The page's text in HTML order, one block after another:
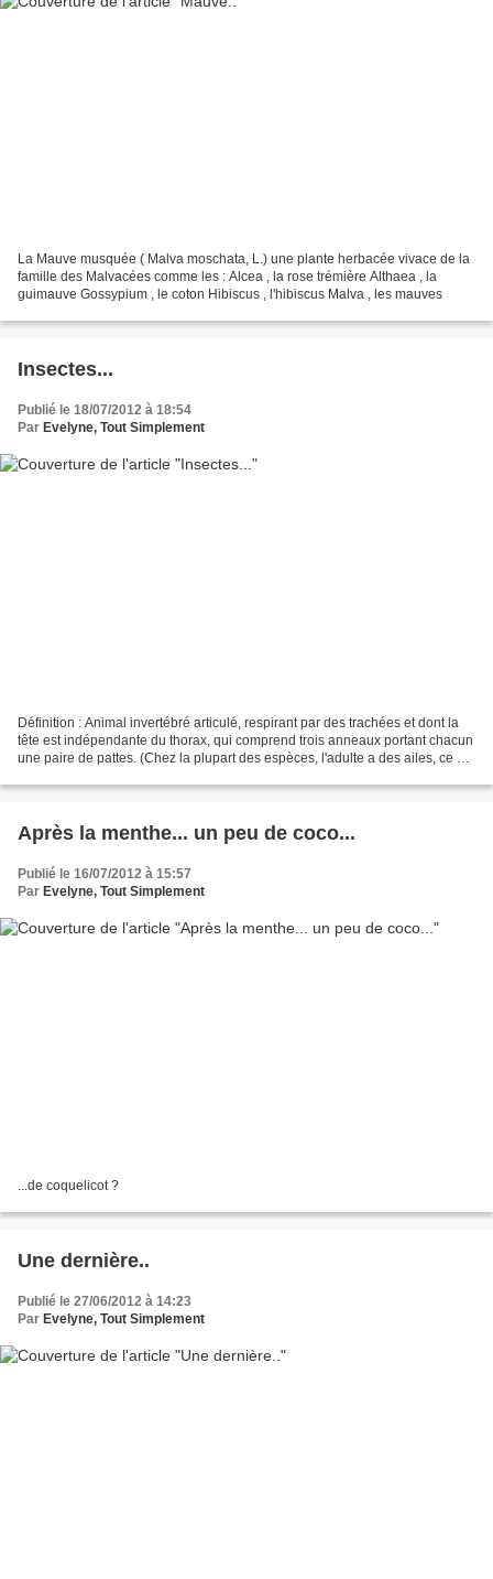
La Mauve musquée ( Malva moschata, L.) une plante herbacée vivace de la
famille des Malvacées comme les : Alcea , la rose trémière Althaea , la
guimauve Gossypium , le coton Hibiscus , l'hibiscus Malva , les mauves
Insectes...
Publié le 18/07/2012 à 18:54
Par Evelyne, Tout Simplement
Définition : Animal invertébré articulé, respirant par des trachées et dont la
tête est indépendante du thorax, qui comprend trois anneaux portant chacun
une paire de pattes. (Chez la plupart des espèces, l'adulte a des ailes, ce qui
Après la menthe... un peu de coco...
Publié le 16/07/2012 à 15:57
Par Evelyne, Tout Simplement
...de coquelicot ?
Une dernière..
Publié le 27/06/2012 à 14:23
Par Evelyne, Tout Simplement